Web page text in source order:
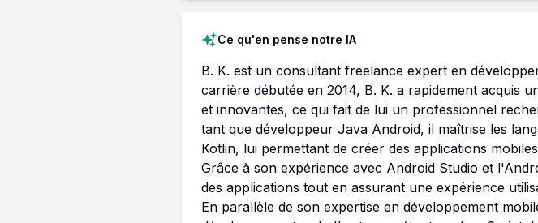
Ce qu'en pense notre IA
B. K. est un consultant freelance expert en
carrière débutée en 2014, B. K. a rapidement acquis
et innovantes, ce qui fait de lui un professionnel
tant que développeur Java Android, il maîtrise les
Kotlin, lui permettant de créer des applications
Grâce à son expérience avec Android Studio et
des applications tout en assurant une expérience
En parallèle de son expertise en développement